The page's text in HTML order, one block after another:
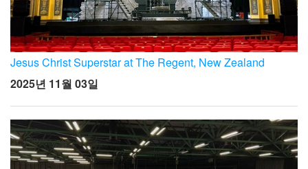
Jesus Christ Superstar at The Regent, New Zealand
2025년 11월 03일